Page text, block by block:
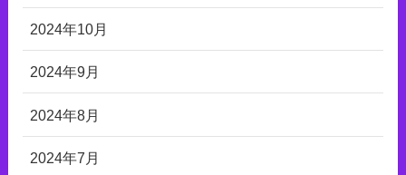
2024年10月
2024年9月
2024年8月
2024年7月